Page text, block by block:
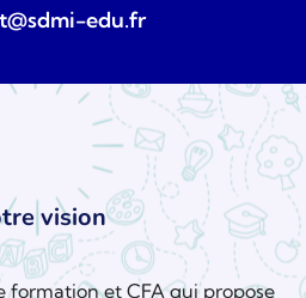
edu.fr
vision
formation et CFA qui propose